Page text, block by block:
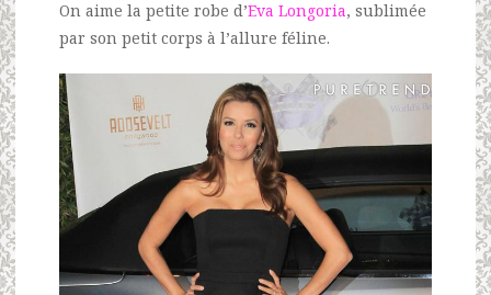
On aime la petite robe d’Eva Longoria, sublimée
par son petit corps à l’allure féline.